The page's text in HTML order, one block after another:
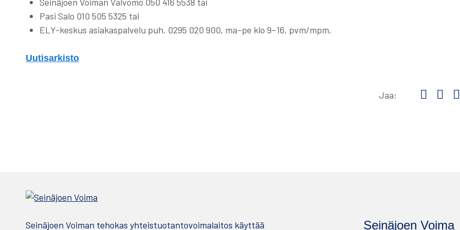
Pasi Salo 010 505 5325 tai
ELY-keskus asiakaspalvelu puh. 0295 020 900, ma–pe klo 9–16, pvm/mpm.
Uutisarkisto
Jaa:
Share
Seinäjoen Voiman tehokas yhteistuotantovoimalaitos käyttää Seinäjoen Voima